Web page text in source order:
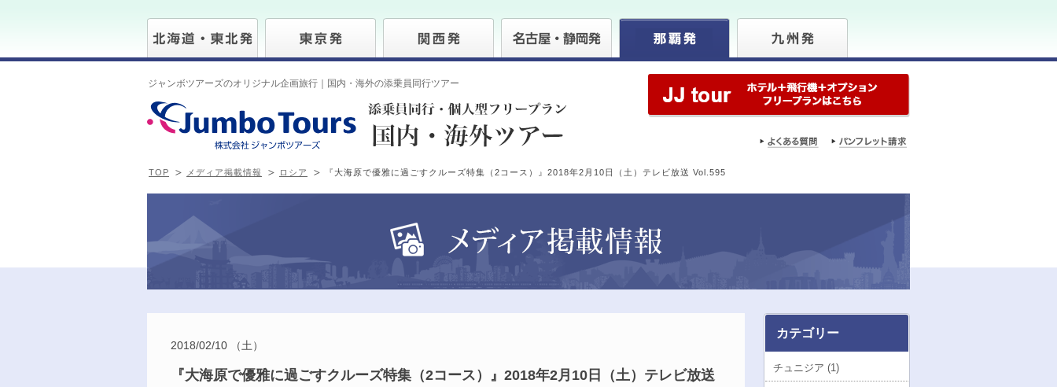
ジャンボツアーズのオリジナル企画旅行｜国内・海外の添乗員同行ツアー
TOP メディア掲載情報 ロシア 『大海原で優雅に過ごすクルーズ特集（2コース）』2018年2月10日（土）テレビ放送 Vol.595
2018/02/10 （土）
『大海原で優雅に過ごすクルーズ特集（2コース）』2018年2月10日（土）テレビ放送
カテゴリー
チュニジア (1)